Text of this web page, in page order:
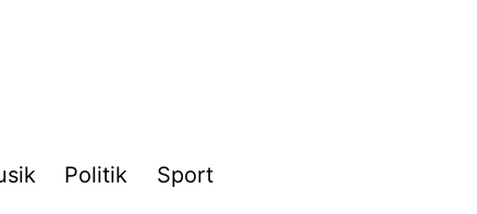
Politik Sport